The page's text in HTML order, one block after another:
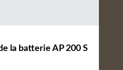
la batterie AP 200 S